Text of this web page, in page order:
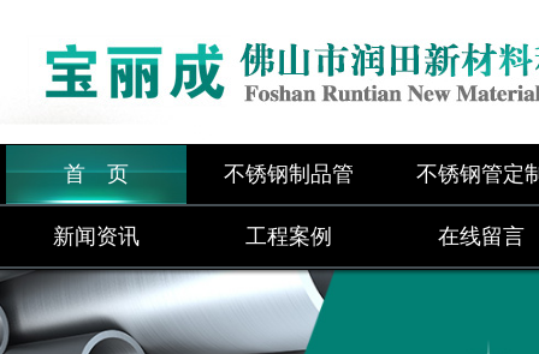
首 页 不锈钢制品管 不锈钢管定
新闻资讯 工程案例 在线留言